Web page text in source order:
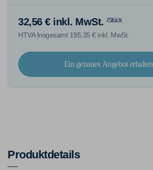
32,56 € inkl. MwSt. /Stück
HTVA Insgesamt 195,35 € inkl. MwSt.
Ein genaues Angebot erhalten
Produktdetails